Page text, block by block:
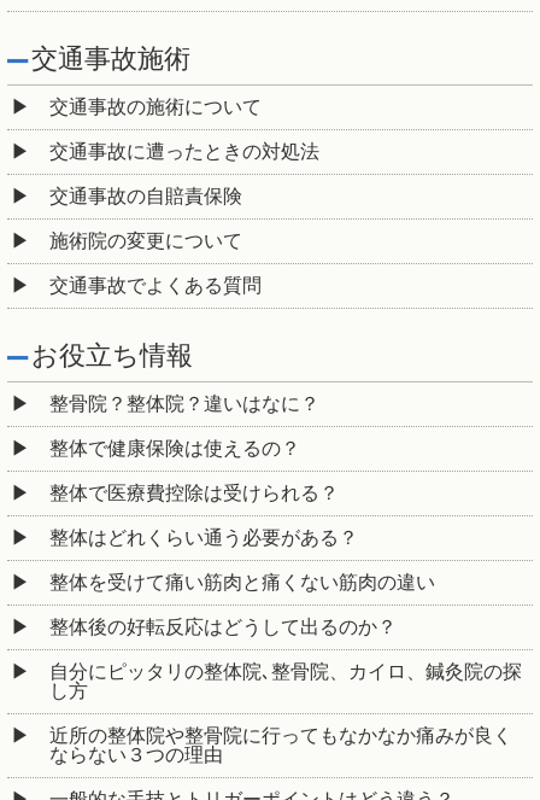
交通事故施術
交通事故の施術について
交通事故に遭ったときの対処法
交通事故の自賠責保険
施術院の変更について
交通事故でよくある質問
お役立ち情報
整骨院？整体院？違いはなに？
整体で健康保険は使えるの？
整体で医療費控除は受けられる？
整体はどれくらい通う必要がある？
整体を受けて痛い筋肉と痛くない筋肉の違い
整体後の好転反応はどうして出るのか？
自分にピッタリの整体院､整骨院、カイロ、鍼灸院の探
し方
近所の整体院や整骨院に行ってもなかなか痛みが良く
ならない３つの理由